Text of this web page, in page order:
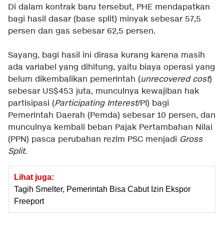
Di dalam kontrak baru tersebut, PHE mendapatkan
bagi hasil dasar (base split) minyak sebesar 57,5
persen dan gas sebesar 62,5 persen.
Sayang, bagi hasil ini dirasa kurang karena masih
ada variabel yang dihitung, yaitu biaya operasi yang
belum dikembalikan pemerintah (unrecovered cost)
sebesar US$453 juta, munculnya kewajiban hak
partisipasi (Participating Interest/PI) bagi
Pemerintah Daerah (Pemda) sebesar 10 persen, dan
munculnya kembali beban Pajak Pertambahan Nilai
(PPN) pasca perubahan rezim PSC menjadi Gross
Split.
Lihat juga:
Tagih Smelter, Pemerintah Bisa Cabut Izin Ekspor
Freeport